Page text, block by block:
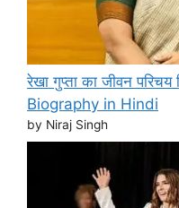
रेखा गुप्ता का जीवन
Biography in Hindi
by Niraj Singh